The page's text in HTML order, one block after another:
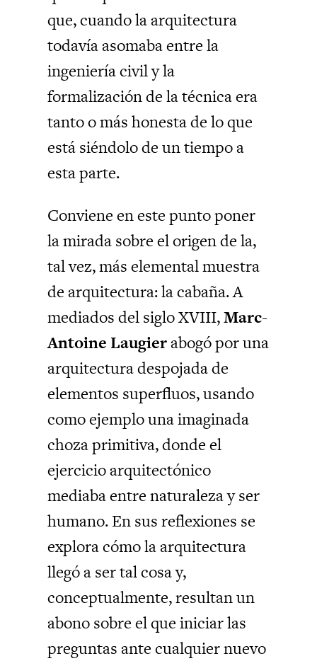
que, cuando la arquitectura
todavía asomaba entre la
ingeniería civil y la
formalización de la técnica era
tanto o más honesta de lo que
está siéndolo de un tiempo a
esta parte.
Conviene en este punto poner
la mirada sobre el origen de la,
tal vez, más elemental muestra
de arquitectura: la cabaña. A
mediados del siglo XVIII,Marc-
Antoine Laugierabogó por una
arquitectura despojada de
elementos superfluos, usando
como ejemplo una imaginada
choza primitiva, donde el
ejercicio arquitectónico
mediaba entre naturaleza y ser
humano. En sus reflexiones se
explora cómo la arquitectura
llegó a ser tal cosa y,
conceptualmente, resultan un
abono sobre el que iniciar las
preguntas ante cualquier nuevo